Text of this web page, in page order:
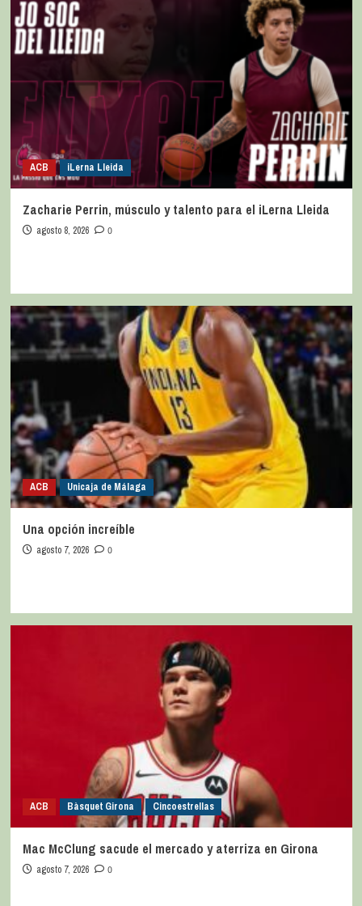
ACB iLerna Lleida
Zacharie Perrin, músculo y talento para el iLerna Lleida
agosto 8, 2026 0
ACB Unicaja de Málaga
Una opción increíble
agosto 7, 2026 0
ACB Bàsquet Girona Cincoestrellas
Mac McClung sacude el mercado y aterriza en Girona
agosto 7, 2026 0